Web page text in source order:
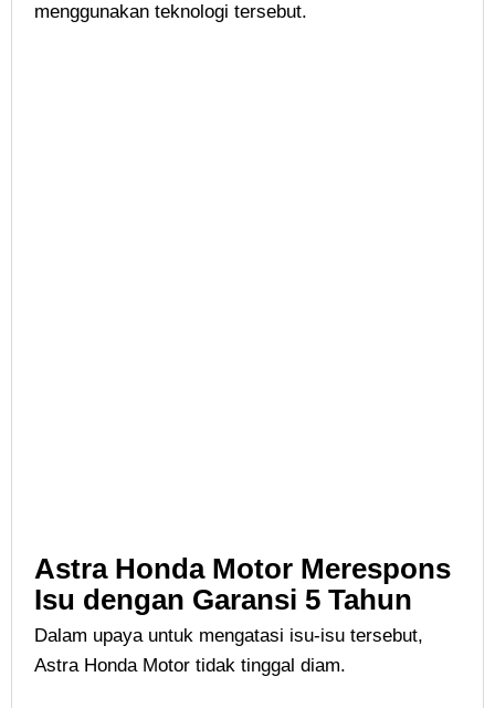
menggunakan teknologi tersebut.
Astra Honda Motor Merespons
Isu dengan Garansi 5 Tahun
Dalam upaya untuk mengatasi isu-isu tersebut,
Astra Honda Motor tidak tinggal diam.